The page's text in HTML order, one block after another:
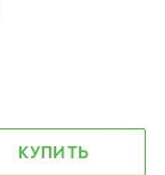
КУПИТЬ